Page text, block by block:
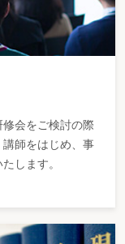
会をご検討の際
師をはじめ、事
します。